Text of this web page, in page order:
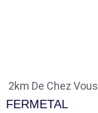
2km De Chez Vous
FERMETAL